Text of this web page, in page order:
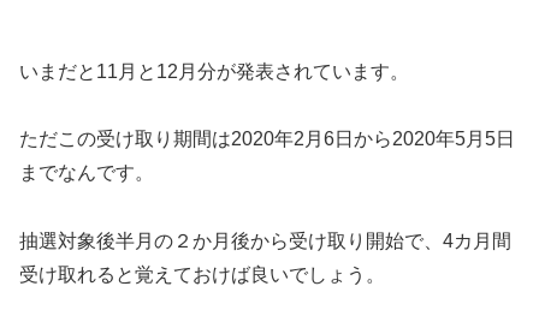
いまだと11月と12月分が発表されています。
ただこの受け取り期間は2020年2月6日から2020年5月5日
までなんです。
抽選対象後半月の２か月後から受け取り開始で、4カ月間
受け取れると覚えておけば良いでしょう。